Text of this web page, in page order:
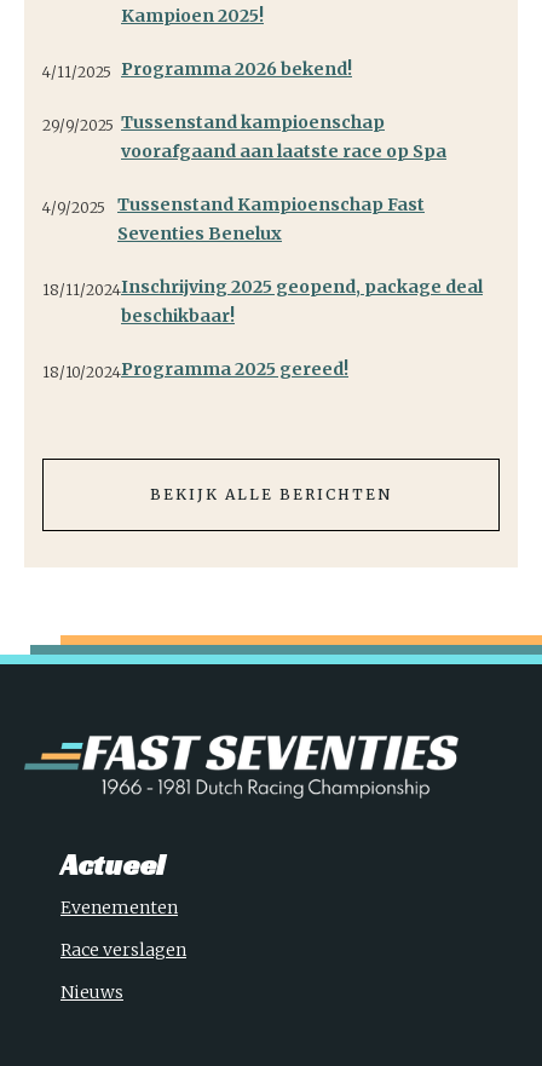
Kampioen 2025!
4/11/2025 Programma 2026 bekend!
29/9/2025 Tussenstand kampioenschap
voorafgaand aan laatste race op Spa
4/9/2025
Tussenstand Kampioenschap Fast
Seventies Benelux
18/11/2024Inschrijving 2025 geopend, package deal
beschikbaar!
18/10/2024Programma 2025 gereed!
BEKIJK ALLE BERICHTEN
Actueel
Evenementen
Race verslagen
Nieuws